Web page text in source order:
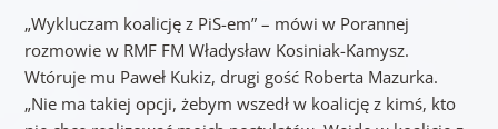
„Wykluczam koalicję z PiS-em” – mówi w Porannej
rozmowie w RMF FM Władysław Kosiniak-Kamysz.
Wtóruje mu Paweł Kukiz, drugi gość Roberta Mazurka.
„Nie ma takiej opcji, żebym wszedł w koalicję z kimś, kto